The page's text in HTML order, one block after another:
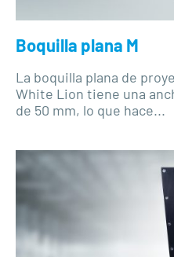
Boquilla plana M
La boquilla plana de
White Lion tiene una
de 50 mm, lo que hace...